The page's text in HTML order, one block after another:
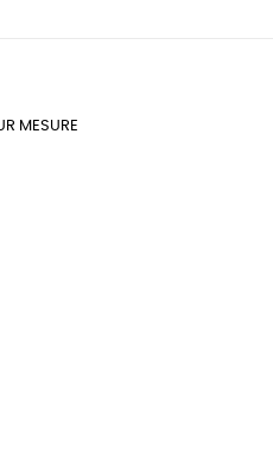
MESURE